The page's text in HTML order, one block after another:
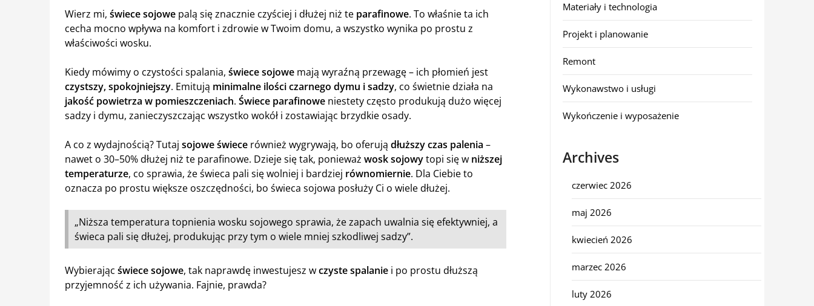
Wierz mi, świece sojowe palą się znacznie czyściej i dłużej niż te parafinowe. To właśnie ta ich
cecha mocno wpływa na komfort i zdrowie w Twoim domu, a wszystko wynika po prostu z
właściwości wosku.
Kiedy mówimy o czystości spalania, świece sojowe mają wyraźną przewagę – ich płomień jest
czystszy, spokojniejszy. Emitują minimalne ilości czarnego dymu i sadzy, co świetnie działa na
jakość powietrza w pomieszczeniach. Świece parafinowe niestety często produkują dużo więcej
sadzy i dymu, zanieczyszczając wszystko wokół i zostawiając brzydkie osady.
A co z wydajnością? Tutaj sojowe świece również wygrywają, bo oferują dłuższy czas palenia –
nawet o 30–50% dłużej niż te parafinowe. Dzieje się tak, ponieważ wosk sojowytopi się w niższej
temperaturze, co sprawia, że świeca pali się wolniej i bardziej równomiernie. Dla Ciebie to
oznacza po prostu większe oszczędności, bo świeca sojowa posłuży Ci o wiele dłużej.
„Niższa temperatura topnienia wosku sojowego sprawia, że zapach uwalnia się efektywniej, a
świeca pali się dłużej, produkując przy tym o wiele mniej szkodliwej sadzy”.
Wybierając świece sojowe, tak naprawdę inwestujesz wczyste spalanie i po prostu dłuższą
przyjemność z ich używania. Fajnie, prawda?
Materiały i technologia
Projekt i planowanie
Remont
Wykonawstwo i usługi
Wykończenie i wyposażenie
Archives
czerwiec 2026
maj 2026
kwiecień 2026
marzec 2026
luty 2026